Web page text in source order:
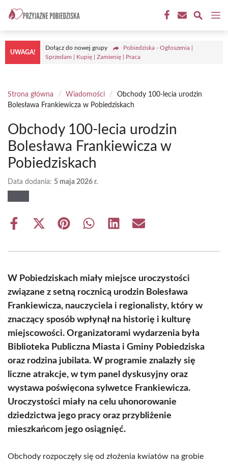
treści
UWAGA!
Dołącz do nowej grupy
Pobiedziska - Ogłoszenia |
Sprzedam | Kupię | Zamienię | Praca
Strona główna / Wiadomości /
Obchody 100-lecia urodzin
Bolesława Frankiewicza w Pobiedziskach
Obchody 100-lecia urodzin
Bolesława Frankiewicza w
Pobiedziskach
Data dodania: 5 maja 2026 r.
Share
Share
(Twitter)
Share Share Share Share
W Pobiedziskach miały miejsce uroczystości
związane z setną rocznicą urodzin Bolesława
Frankiewicza, nauczyciela i regionalisty, który w
znaczący sposób wpłynął na historię i kulturę
miejscowości. Organizatorami wydarzenia była
Biblioteka Publiczna Miasta i Gminy Pobiedziska
oraz rodzina jubilata. W programie znalazły się
liczne atrakcje, w tym panel dyskusyjny oraz
wystawa poświęcona sylwetce Frankiewicza.
Uroczystości miały na celu uhonorowanie
dziedzictwa jego pracy oraz przybliżenie
mieszkańcom jego osiągnięć.
Obchody rozpoczęły się od złożenia kwiatów na grobie